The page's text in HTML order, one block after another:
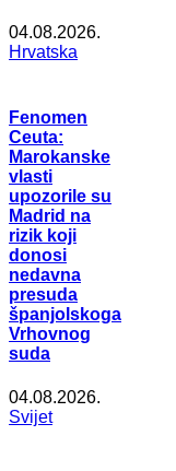
04.08.2026.
Hrvatska
Fenomen
Ceuta:
Marokanske
vlasti
upozorile su
Madrid na
rizik koji
donosi
nedavna
presuda
španjolskoga
Vrhovnog
suda
04.08.2026.
Svijet